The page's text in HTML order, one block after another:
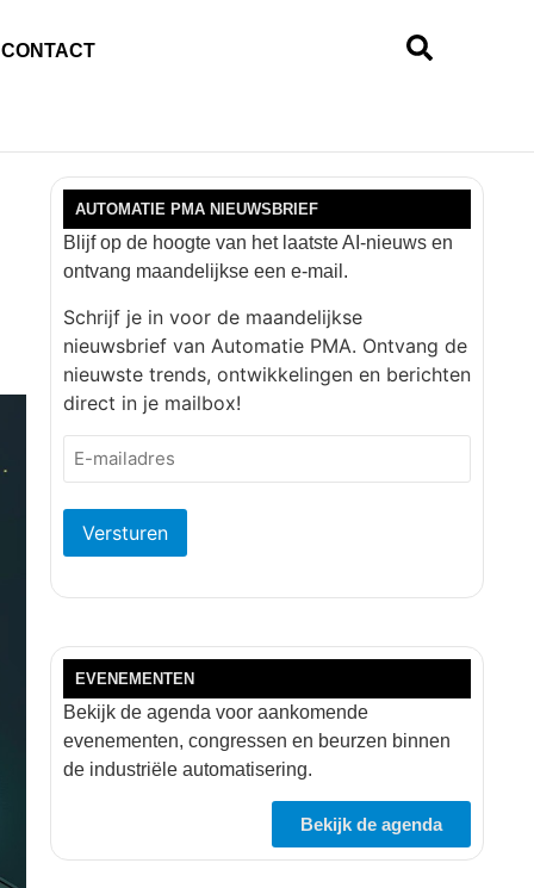
CONTACT
AUTOMATIE PMA NIEUWSBRIEF
Blijf op de hoogte van het laatste AI-nieuws en
ontvang maandelijkse een e-mail.
Schrijf je in voor de maandelijkse
nieuwsbrief van Automatie PMA. Ontvang de
nieuwste trends, ontwikkelingen en berichten
direct in je mailbox!
E-
mailadres
(Vereist)
EVENEMENTEN
Bekijk de agenda voor aankomende
evenementen, congressen en beurzen binnen
de industriële automatisering.
Bekijk de agenda